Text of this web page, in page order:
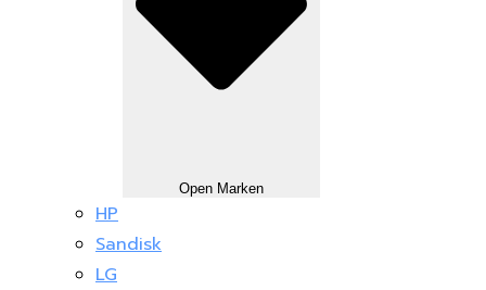
Open Marken
HP
Sandisk
LG